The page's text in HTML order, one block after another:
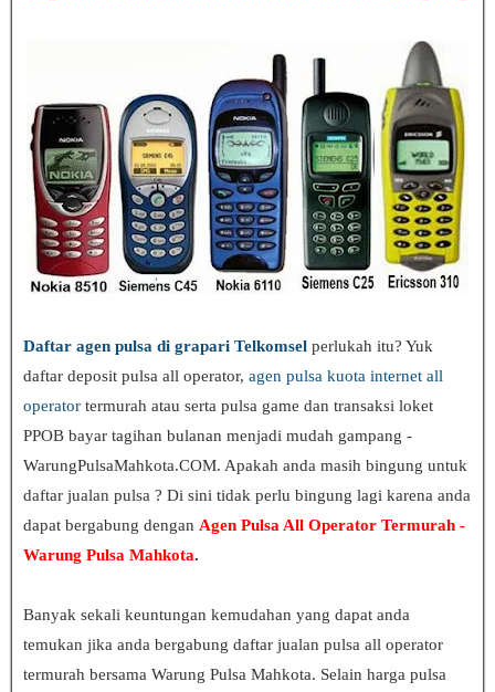
Daftar agen pulsa di grapari Telkomsel perlukah itu? Yuk
daftar deposit pulsa all operator, agen pulsa kuota internet all
operator termurah atau serta pulsa game dan transaksi loket
PPOB bayar tagihan bulanan menjadi mudah gampang -
WarungPulsaMahkota.COM. Apakah anda masih bingung untuk
daftar jualan pulsa ? Di sini tidak perlu bingung lagi karena anda
dapat bergabung dengan Agen Pulsa All Operator Termurah -
Warung Pulsa Mahkota.
Banyak sekali keuntungan kemudahan yang dapat anda
temukan jika anda bergabung daftar jualan pulsa all operator
termurah bersama Warung Pulsa Mahkota. Selain harga pulsa